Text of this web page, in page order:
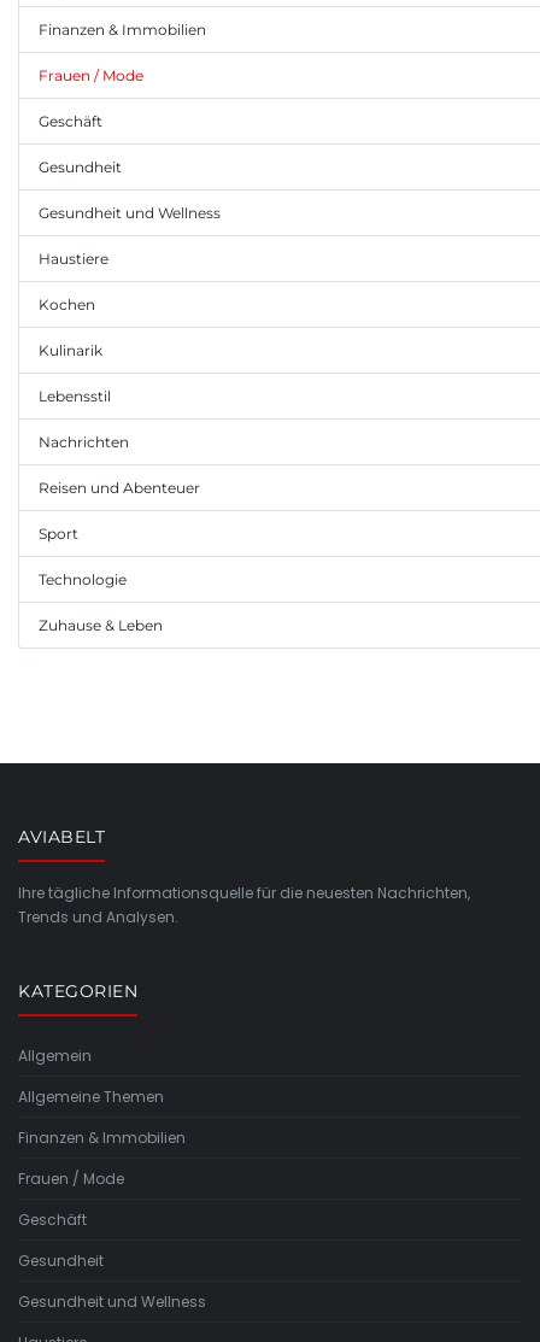
Finanzen & Immobilien
Frauen / Mode
Geschäft
Gesundheit
Gesundheit und Wellness
Haustiere
Kochen
Kulinarik
Lebensstil
Nachrichten
Reisen und Abenteuer
Sport
Technologie
Zuhause & Leben
AVIABELT
Ihre tägliche Informationsquelle für die neuesten Nachrichten,
Trends und Analysen.
KATEGORIEN
Allgemein
Allgemeine Themen
Finanzen & Immobilien
Frauen / Mode
Geschäft
Gesundheit
Gesundheit und Wellness